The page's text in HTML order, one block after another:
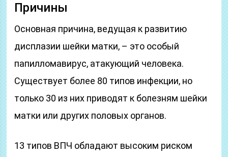
Причины
Основная причина, ведущая к развитию
дисплазии шейки матки, – это особый
папилломавирус, атакующий человека.
Существует более 80 типов инфекции, но
только 30 из них приводят к болезням шейки
матки или других половых органов.
13 типов ВПЧ обладают высоким риском